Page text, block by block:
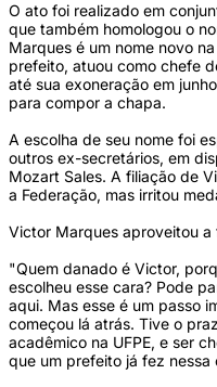
O ato foi realizado em
que também homologou o
Marques é um nome novo
prefeito, atuou como chefe
até sua exoneração em
para compor a chapa.
A escolha de seu nome foi
outros ex-secretários, em
Mozart Sales. A filiação de
a Federação, mas irritou
Victor Marques aproveitou
"Quem danado é Victor,
escolheu esse cara? Pode
aqui. Mas esse é um passo
começou lá atrás. Tive o
acadêmico na UFPE, e ser
que um prefeito já fez nessa